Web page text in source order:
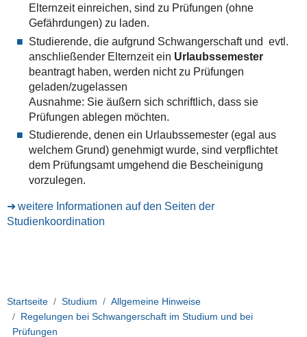
Elternzeit einreichen, sind zu Prüfungen (ohne
Gefährdungen) zu laden.
Studierende, die aufgrund Schwangerschaft und evtl.
anschließender Elternzeit ein Urlaubssemester
beantragt haben, werden nicht zu Prüfungen
geladen/zugelassen
Ausnahme: Sie äußern sich schriftlich, dass sie
Prüfungen ablegen möchten.
Studierende, denen ein Urlaubssemester (egal aus
welchem Grund) genehmigt wurde, sind verpflichtet
dem Prüfungsamt umgehend die Bescheinigung
vorzulegen.
weitere Informationen auf den Seiten der
Studienkoordination
Startseite Studium
Allgemeine Hinweise
Regelungen bei Schwangerschaft im Studium und bei
Prüfungen